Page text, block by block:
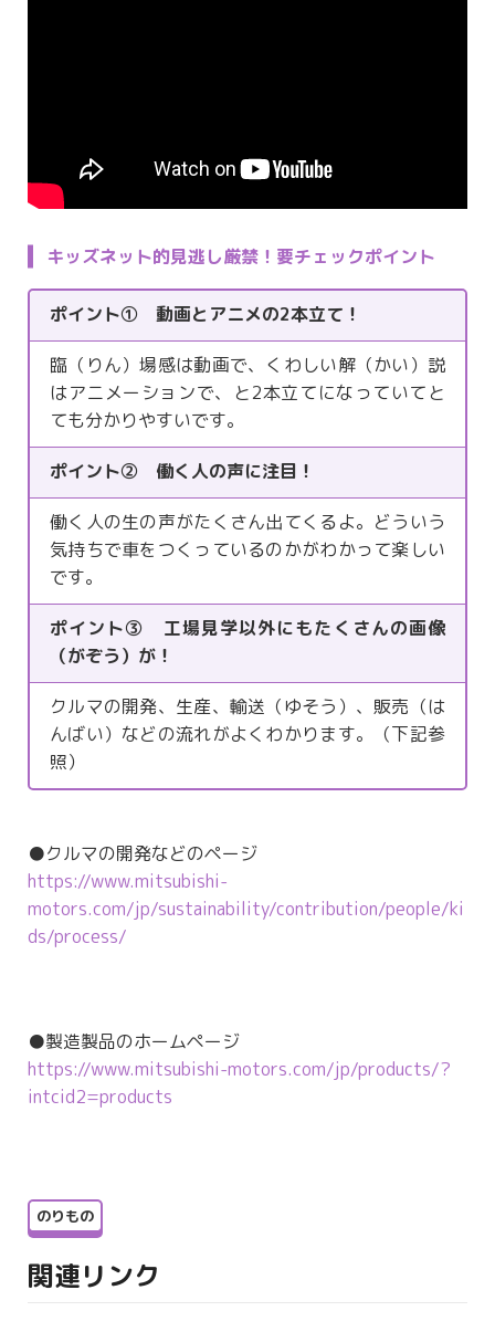
キッズネット的見逃し厳禁！要チェックポイント
ポイント① 動画とアニメの2本立て！
臨（りん）場感は動画で、くわしい解（かい）説
はアニメーションで、と2本立てになっていてと
ても分かりやすいです。
ポイント② 働く人の声に注目！
働く人の生の声がたくさん出てくるよ。どういう
気持ちで車をつくっているのかがわかって楽しい
です。
ポイント③ 工場見学以外にもたくさんの画像
（がぞう）が！
クルマの開発、生産、輸送（ゆそう）、販売（は
んばい）などの流れがよくわかります。（下記参
照）
●クルマの開発などのページ
https://www.mitsubishi-
motors.com/jp/sustainability/contribution/people/ki
ds/process/
●製造製品のホームページ
https://www.mitsubishi-motors.com/jp/products/?
intcid2=products
のりもの
関連リンク